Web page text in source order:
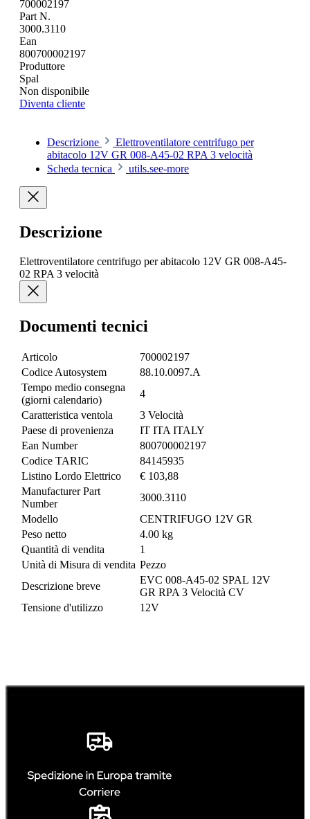
700002197
Part N.
3000.3110
Ean
800700002197
Produttore
Spal
Non disponibile
Diventa cliente
Descrizione
Elettroventilatore centrifugo per
abitacolo 12V GR 008-A45-02 RPA 3 velocità
Scheda tecnica
utils.see-more
Descrizione
Elettroventilatore centrifugo per abitacolo 12V GR 008-A45-
02 RPA 3 velocità
Documenti tecnici
Articolo
700002197
Codice Autosystem
88.10.0097.A
Tempo medio consegna
(giorni calendario)
4
Caratteristica ventola
3 Velocità
Paese di provenienza
IT ITA ITALY
Ean Number
800700002197
Codice TARIC
84145935
Listino Lordo Elettrico
€ 103,88
Manufacturer Part
Number
3000.3110
Modello
CENTRIFUGO 12V GR
Peso netto
4.00 kg
Quantità di vendita
1
Unità di Misura di vendita Pezzo
Descrizione breve
EVC 008-A45-02 SPAL 12V
GR RPA 3 Velocità CV
Tensione d'utilizzo
12V